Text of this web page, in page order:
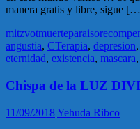
manera gratis y libre, sigue
mitzvotmuerteparaiso
angustia, CTerapia, depresion,
eternidad, existencia, mascara,
Chispa de la LUZ
11/09/2018Yehuda Ribco